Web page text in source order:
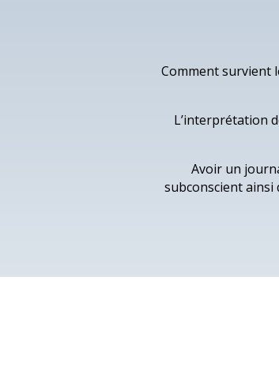
Comment survient
L’interprétation
Avoir un
subconscient ainsi